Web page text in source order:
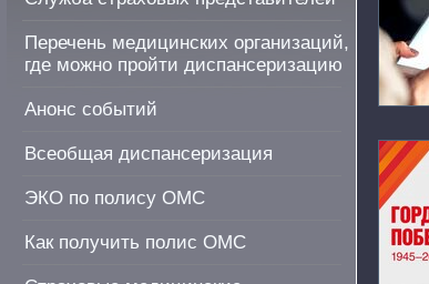
Перечень медицинских организаций,
где можно пройти диспансеризацию
Анонс событий
Всеобщая диспансеризация
ЭКО по полису ОМС
Как получить полис ОМС